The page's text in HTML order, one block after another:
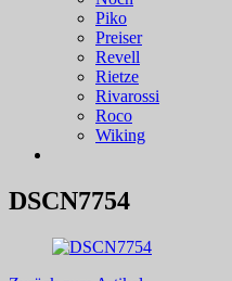
Piko
Preiser
Revell
Rietze
Rivarossi
Roco
Wiking
DSCN7754